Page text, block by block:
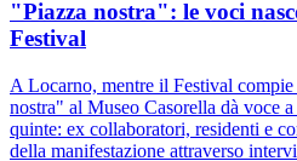
"Piazza nostra": le voci
Festival
A Locarno, mentre il Festival
nostra" al Museo Casorella dà voce
quinte: ex collaboratori, residenti e
della manifestazione attraverso